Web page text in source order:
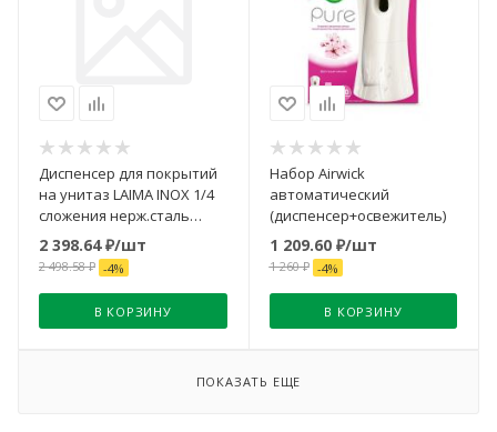
Диспенсер для покрытий
на унитаз LAIMA INOX 1/4
сложения нерж.сталь
матовый 605804
2 398.64₽/шт
2 498.58₽ -4%
В КОРЗИНУ
Набор Airwick
автоматический
(диспенсер+освежитель)
1 209.60₽/шт
1 260₽ -4%
В КОРЗИНУ
ПОКАЗАТЬ ЕЩЕ